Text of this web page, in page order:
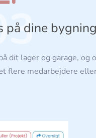
på dine
dit lager og garage,
flere medarbejdere